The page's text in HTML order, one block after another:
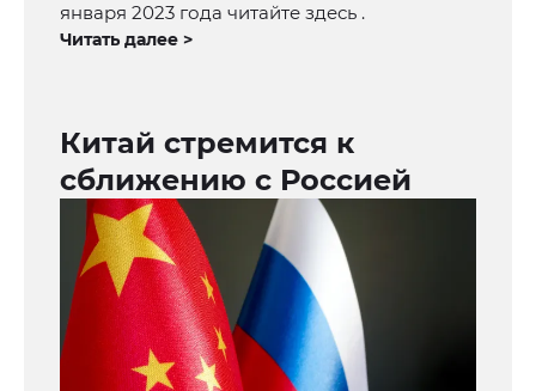
января 2023 года читайте здесь .
Читать далее >
Китай стремится к
сближению с Россией